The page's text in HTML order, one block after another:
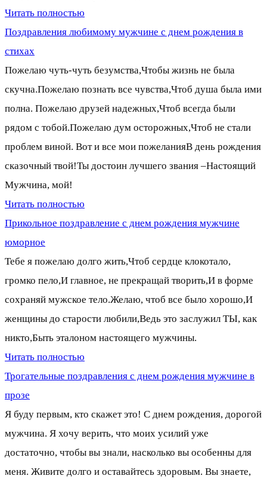
Читать полностью
Поздравления любимому мужчине с днем рождения в
стихах
Пожелаю чуть-чуть безумства,Чтобы жизнь не была
скучна.Пожелаю познать все чувства,Чтоб душа была ими
полна. Пожелаю друзей надежных,Чтоб всегда были
рядом с тобой.Пожелаю дум осторожных,Чтоб не стали
проблем виной. Вот и все мои пожеланияВ день рождения
сказочный твой!Ты достоин лучшего звания –Настоящий
Мужчина, мой!
Читать полностью
Прикольное поздравление с днем рождения мужчине
юморное
Тебе я пожелаю долго жить,Чтоб сердце клокотало,
громко пело,И главное, не прекращай творить,И в форме
сохраняй мужское тело.Желаю, чтоб все было хорошо,И
женщины до старости любили,Ведь это заслужил ТЫ, как
никто,Быть эталоном настоящего мужчины.
Читать полностью
Трогательные поздравления с днем рождения мужчине в
прозе
Я буду первым, кто скажет это! С днем рождения, дорогой
мужчина. Я хочу верить, что моих усилий уже
достаточно, чтобы вы знали, насколько вы особенны для
меня. Живите долго и оставайтесь здоровым. Вы знаете,